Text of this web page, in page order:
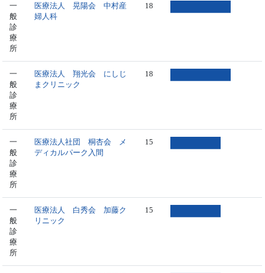
一
般
診
療
所
医療法人 晃陽会 中村産
婦人科
18
一
般
診
療
所
医療法人 翔光会 にしじ
まクリニック
18
一
般
診
療
所
医療法人社団 桐杏会 メ
ディカルパーク入間
15
一
般
診
療
所
医療法人 白秀会 加藤ク
リニック
15